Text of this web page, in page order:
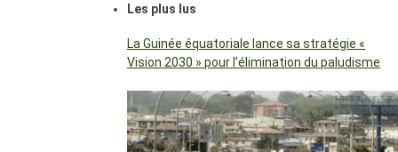
Les plus lus
La Guinée équatoriale lance sa stratégie «
Vision 2030 » pour l’élimination du paludisme